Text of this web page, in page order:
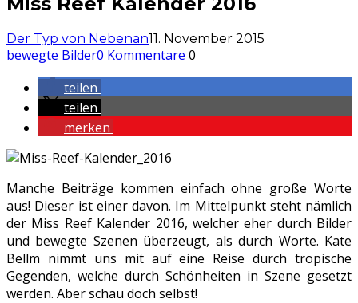
Der Typ von Nebenan11. November 2015
bewegte Bilder0 Kommentare 0
teilen
teilen
merken
Manche Beiträge kommen einfach ohne große Worte
aus! Dieser ist einer davon. Im Mittelpunkt steht nämlich
der Miss Reef Kalender 2016, welcher eher durch Bilder
und bewegte Szenen überzeugt, als durch Worte. Kate
Bellm nimmt uns mit auf eine Reise durch tropische
Gegenden, welche durch Schönheiten in Szene gesetzt
werden. Aber schau doch selbst!